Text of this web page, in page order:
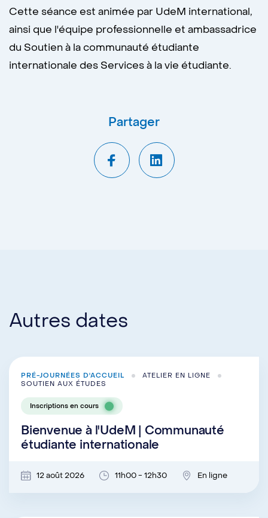
Cette séance est animée par UdeM international,
ainsi que l'équipe professionnelle et ambassadrice
du Soutien à la communauté étudiante
internationale des Services à la vie étudiante.
Partager
Autres dates
PRÉ-JOURNÉES D'ACCUEIL
ATELIER EN LIGNE
SOUTIEN AUX ÉTUDES
Inscriptions en cours
Bienvenue à l'UdeM | Communauté
étudiante internationale
12 août 2026 11h00 - 12h30 En ligne